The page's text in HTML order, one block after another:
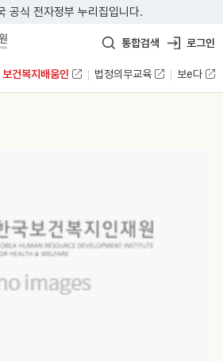
공식 전자정부 누리집입니다.
보건복지배움인 법정의무교육 보e다
통합검색 로그인